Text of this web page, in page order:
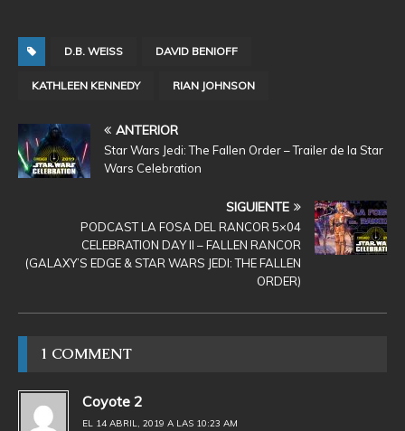
D.B. WEISS DAVID BENIOFF
KATHLEEN KENNEDY RIAN JOHNSON
ANTERIOR
Star Wars Jedi: The Fallen Order – Trailer de la Star
Wars Celebration
SIGUIENTE
PODCAST LA FOSA DEL RANCOR 5×04
CELEBRATION DAY II – FALLEN RANCOR
(GALAXY’S EDGE & STAR WARS JEDI: THE FALLEN
ORDER)
1 COMMENT
Coyote 2
EL 14 ABRIL, 2019 A LAS 10:23 AM